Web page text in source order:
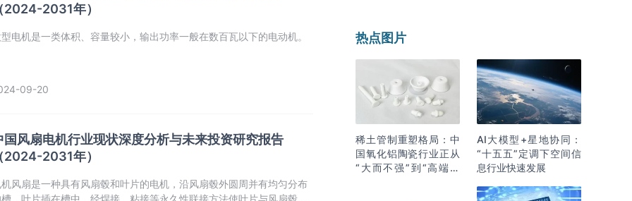
2024-2031年）
电机是一类体积、容量较小，输出功率一般在数百瓦以下的电动机。
09-20
国风扇电机行业现状深度分析与未来投资研究报告
2024-2031年）
风扇是一种具有风扇毂和叶片的电机，沿风扇毂外圆周并有均匀分布
，叶片插在槽中，经焊接、粘接等永久性联接方法使叶片与风扇毂成
热点图片
稀土管制重塑格局：中
国氧化铝陶瓷行业正从
“大而不强”到“高端突
AI大模型+星地协同：
“十五五”定调下空间信
息行业快速发展